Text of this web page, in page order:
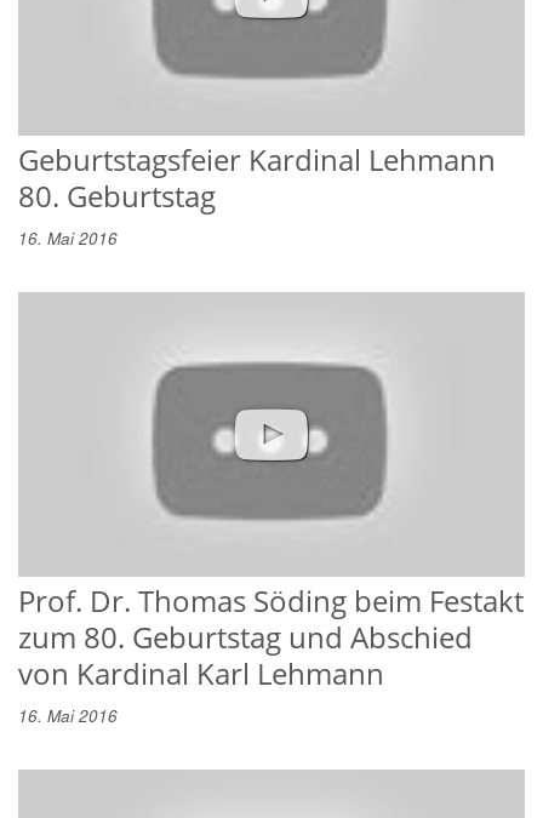
Geburtstagsfeier Kardinal Lehmann
80. Geburtstag
16. Mai 2016
Prof. Dr. Thomas Söding beim Festakt
zum 80. Geburtstag und Abschied
von Kardinal Karl Lehmann
16. Mai 2016